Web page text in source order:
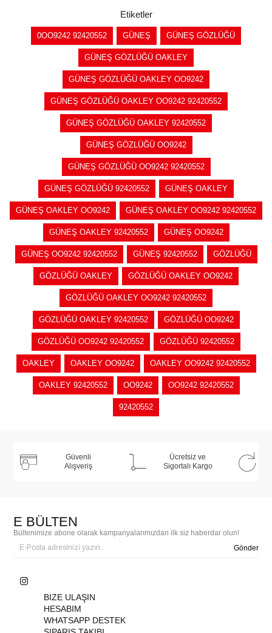
Etiketler
0OO9242 92420552 GÜNEŞ GÜNEŞ GÖZLÜĞÜ
GÜNEŞ GÖZLÜĞÜ OAKLEY
GÜNEŞ GÖZLÜĞÜ OAKLEY OO9242
GÜNEŞ GÖZLÜĞÜ OAKLEY OO9242 92420552
GÜNEŞ GÖZLÜĞÜ OAKLEY 92420552
GÜNEŞ GÖZLÜĞÜ OO9242
GÜNEŞ GÖZLÜĞÜ OO9242 92420552
GÜNEŞ GÖZLÜĞÜ 92420552 GÜNEŞ OAKLEY
GÜNEŞ OAKLEY OO9242 GÜNEŞ OAKLEY OO9242 92420552
GÜNEŞ OAKLEY 92420552 GÜNEŞ OO9242
GÜNEŞ OO9242 92420552 GÜNEŞ 92420552 GÖZLÜĞÜ
GÖZLÜĞÜ OAKLEY GÖZLÜĞÜ OAKLEY OO9242
GÖZLÜĞÜ OAKLEY OO9242 92420552
GÖZLÜĞÜ OAKLEY 92420552 GÖZLÜĞÜ OO9242
GÖZLÜĞÜ OO9242 92420552 GÖZLÜĞÜ 92420552
OAKLEY OAKLEY OO9242 OAKLEY OO9242 92420552
OAKLEY 92420552 OO9242 OO9242 92420552
92420552
Güvenli
Alışveriş
Ücretsiz ve
Sigortalı Kargo
E BÜLTEN
Bültenimize abone olarak kampanyalarımızdan ilk siz haberdar olun!
Gönder
BIZE ULAŞIN
HESABIM
WHATSAPP DESTEK